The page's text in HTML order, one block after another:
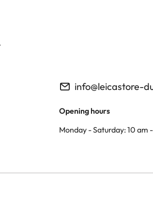
info@leicastore-
Opening hours
Monday - Saturday: 10 am